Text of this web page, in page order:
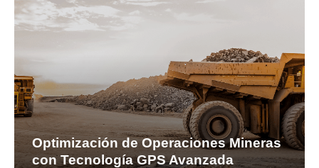
Optimización de Operaciones Mineras
con Tecnología GPS Avanzada